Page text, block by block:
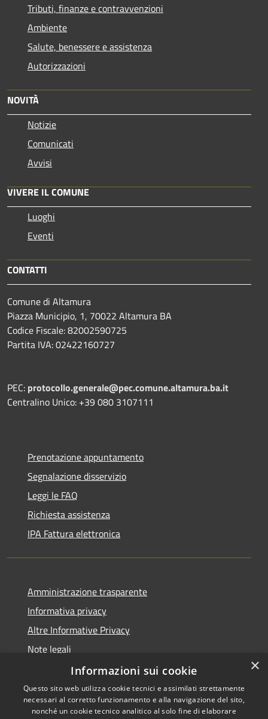
Tributi, finanze e contravvenzioni
Ambiente
Salute, benessere e assistenza
Autorizzazioni
NOVITÀ
Notizie
Comunicati
Avvisi
VIVERE IL COMUNE
Luoghi
Eventi
CONTATTI
Comune di Altamura
Piazza Municipio, 1, 70022 Altamura BA
Codice Fiscale: 82002590725
Partita IVA: 02422160727
PEC: protocollo.generale@pec.comune.altamura.ba.it
Centralino Unico: +39 080 3107111
Prenotazione appuntamento
Segnalazione disservizio
Leggi le FAQ
Richiesta assistenza
IPA Fattura elettronica
Amministrazione trasparente
Informativa privacy
Altre Informative Privacy
Note legali
Dichiarazione di accessibilità
×
Informazioni sui cookie
Questo sito web utilizza cookie tecnici e assimilati strettamente
necessari al corretto funzionamento e alla navigazione del sito,
nonché un cookie tecnico analitico al solo fine di elaborare